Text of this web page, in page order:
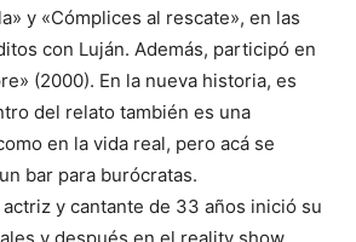
y «Cómplices al rescate», en las
con Luján. Además, participó en
(2000). En la nueva historia, es
del relato también es una
en la vida real, pero acá se
bar para burócratas.
actriz y cantante de 33 años inició su